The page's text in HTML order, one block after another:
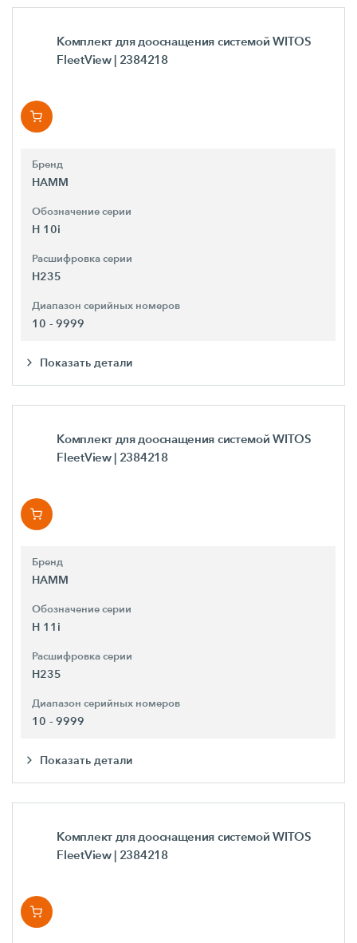
Комплект для дооснащения системой WITOS
FleetView | 2384218
Бренд
HAMM
Обозначение серии
H 10i
Расшифровка серии
H235
Диапазон серийных номеров
10 - 9999
Показать детали
Комплект для дооснащения системой WITOS
FleetView | 2384218
Бренд
HAMM
Обозначение серии
H 11i
Расшифровка серии
H235
Диапазон серийных номеров
10 - 9999
Показать детали
Комплект для дооснащения системой WITOS
FleetView | 2384218